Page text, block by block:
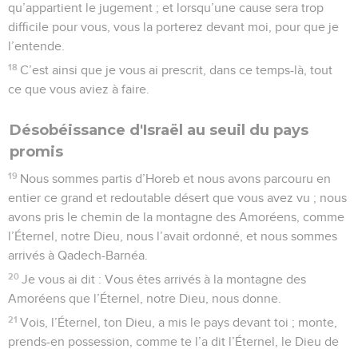
qu’appartient le jugement ; et lorsqu’une cause sera trop
difficile pour vous, vous la porterez devant moi, pour que je
l’entende.
18 C’est ainsi que je vous ai prescrit, dans ce temps-là, tout
ce que vous aviez à faire.
Désobéissance d'Israël au seuil du pays
promis
19 Nous sommes partis d’Horeb et nous avons parcouru en
entier ce grand et redoutable désert que vous avez vu ; nous
avons pris le chemin de la montagne des Amoréens, comme
l’Éternel, notre Dieu, nous l’avait ordonné, et nous sommes
arrivés à Qadech-Barnéa.
20 Je vous ai dit : Vous êtes arrivés à la montagne des
Amoréens que l’Éternel, notre Dieu, nous donne.
21 Vois, l’Éternel, ton Dieu, a mis le pays devant toi ; monte,
prends-en possession, comme te l’a dit l’Éternel, le Dieu de